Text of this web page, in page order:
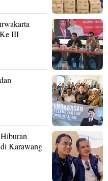
III
Karawang